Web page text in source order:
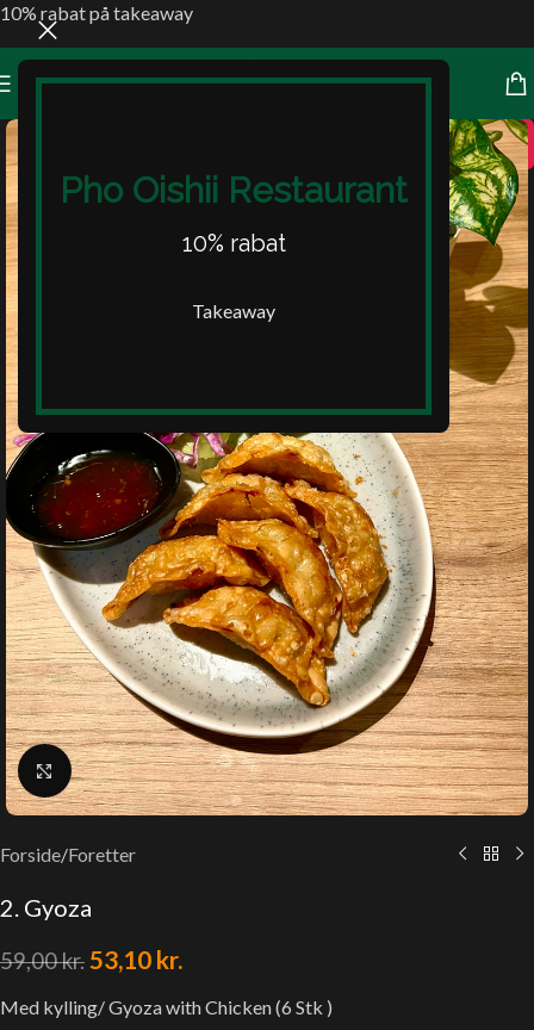
Pho Oishii Restaurant
10% rabat
Takeaway
10% rabat på takeaway
10%
Klik for at forstørre
Forside/Foretter
2. Gyoza
59,00kr.53,10 kr.
Med kylling/ Gyoza with Chicken (6 Stk )